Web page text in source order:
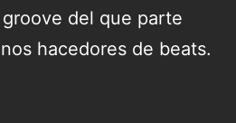
del que parte
hacedores de beats.